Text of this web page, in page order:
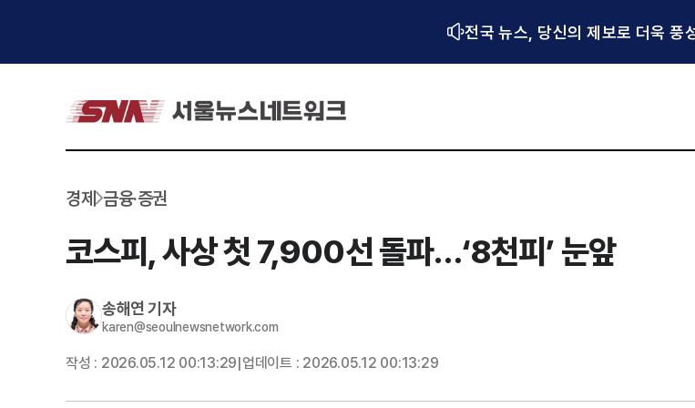
전국 뉴스, 당신의 제보로 더욱 풍
경제 금융·증권
코스피, 사상 첫 7,900선 돌파…‘8천피’ 눈앞
송해연 기자
karen@seoulnewsnetwork.com
작성 : 2026.05.12 00:13:29 업데이트 : 2026.05.12 00:13:29